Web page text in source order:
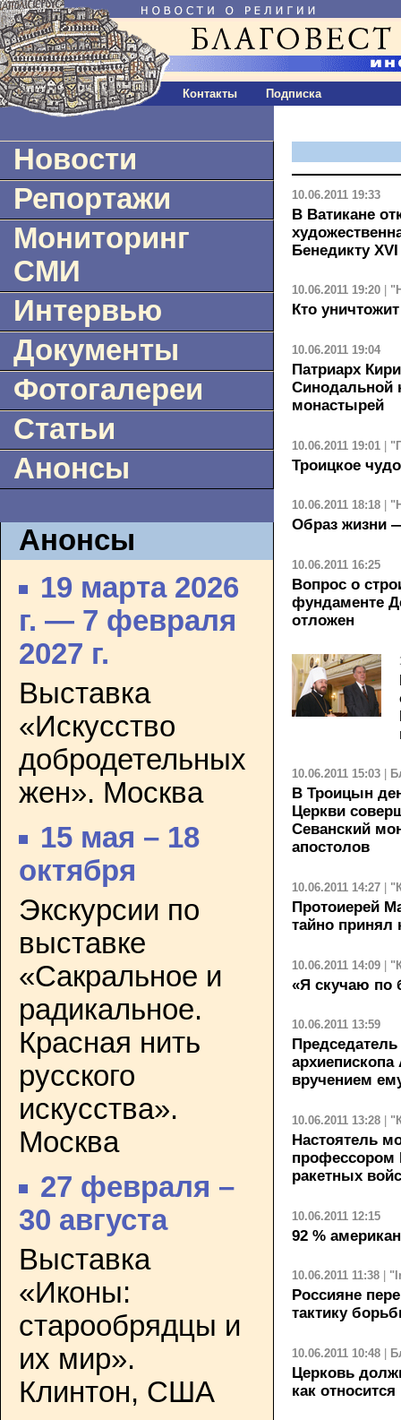
Контакты Подписка
Новости
Репортажи
Мониторинг
СМИ
Интервью
Документы
Фотогалереи
Статьи
Анонсы
Анонсы
19 марта 2026
г. — 7 февраля
2027 г.
Выставка
«Искусство
добродетельных
жен». Москва
15 мая – 18
октября
Экскурсии по
выставке
«Сакральное и
радикальное.
Красная нить
русского
искусства».
Москва
27 февраля –
30 августа
Выставка
«Иконы:
старообрядцы и
их мир».
Клинтон, США
10.06.2011 19:33
В Ватикане
Бенедикту XVI
10.06.2011 19:20
Кто
10.06.2011 19:04
Патриарх
Синодальной
монастырей
10.06.2011 19:01 |
Троицкое чудо
10.06.2011 18:18
Образ жизни
10.06.2011 16:25
Вопрос о
фундаменте
отложен
10.06.2011 15:03
В Троицын
Церкви
Севанский
апостолов
10.06.2011 14:27
Протоиерей
тайно принял
10.06.2011 14:09 |
«Я скучаю по
10.06.2011 13:59
вручением
10.06.2011 13:28
Настоятель
профессором
ракетных
10.06.2011 12:15
92 %
10.06.2011 11:38
Россияне
тактику
10.06.2011 10:48
Церковь
как